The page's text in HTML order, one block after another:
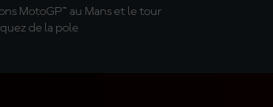
MotoGP™ au Mans et le tour
de la pole